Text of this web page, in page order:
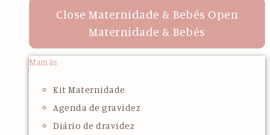
Close Maternidade & Bebés Open
Maternidade & Bebés
Mamãs
Kit Maternidade
Agenda de gravidez
Diário de dravidez